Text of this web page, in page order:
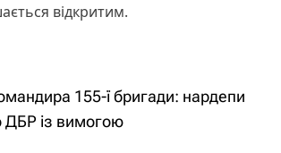
відкритим.
155-ї бригади: нардепи
ДБР із вимогою